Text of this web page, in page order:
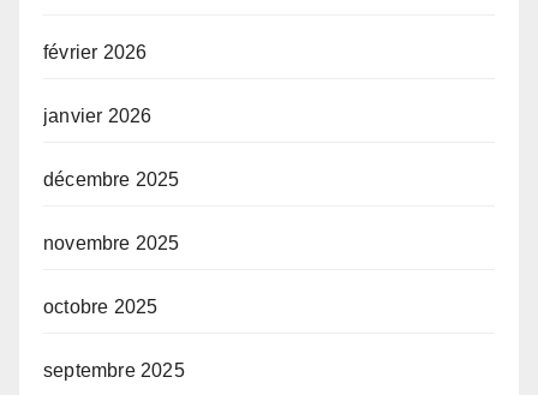
février 2026
janvier 2026
décembre 2025
novembre 2025
octobre 2025
septembre 2025